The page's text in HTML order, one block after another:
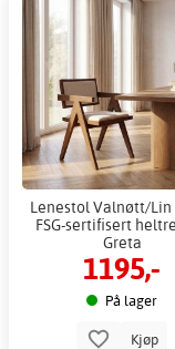
Lenestol Valnøtt/Lin
FSG-sertifisert
Greta
1195,-
På lager
Kjøp